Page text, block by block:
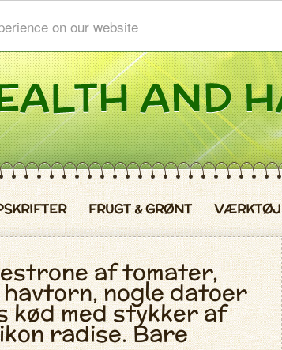
on our website
FRUGT & GRØNT VÆRKTØJ
af tomater,
havtorn, nogle datoer
kød med stykker af
radise. Bare